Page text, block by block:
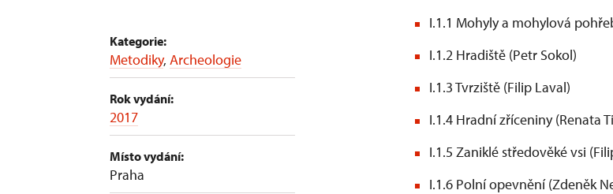
Kategorie:
Metodiky, Archeologie
Rok vydání:
2017
Místo vydání:
Praha
I.1.1 Mohyly a mohylová
I.1.2 Hradiště (Petr Sokol)
I.1.3 Tvrziště (Filip Laval)
I.1.4 Hradní zříceniny (Renata
I.1.5 Zaniklé středověké vsi
I.1.6 Polní opevnění (Zdeněk